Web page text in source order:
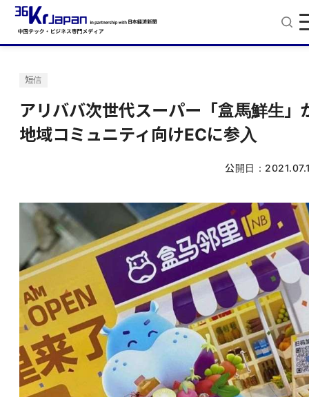
短信
アリババ次世代スーパー「盒馬鮮生」
地域コミュニティ向けECに参入
公開日：